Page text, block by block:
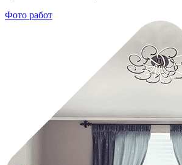
Фото работ